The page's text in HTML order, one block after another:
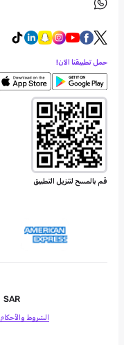
حمل تطبيقنا الآن!
قم بالمسح لتنزيل التطبيق
SAR
الشروط والأحكام